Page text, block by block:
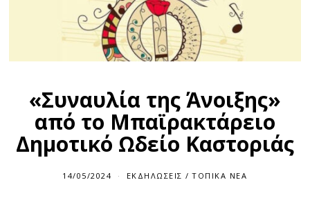
«Συναυλία της Άνοιξης»
από το Μπαϊρακτάρειο
Δημοτικό Ωδείο Καστοριάς
14/05/2024 ΕΚΔΗΛΏΣΕΙΣ / ΤΟΠΙΚΆ ΝΈΑ